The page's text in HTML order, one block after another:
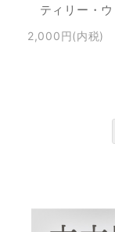
ティリー・ウ
2,000円(内税)